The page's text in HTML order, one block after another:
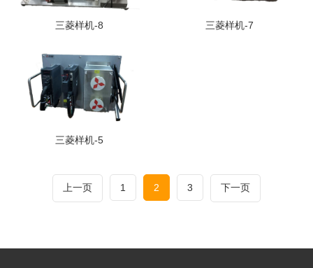
三菱样机-8 三菱样机-7
三菱样机-5
上一页 1 2 3 下一页